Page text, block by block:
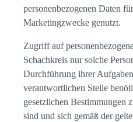
personenbezogenen Daten
Marketingzwecke genutzt.
Zugriff auf
Schachkreis nur solche
Durchführung ihrer
verantwortlichen Stelle
gesetzlichen Bestimmungen
sind und sich gemäß der